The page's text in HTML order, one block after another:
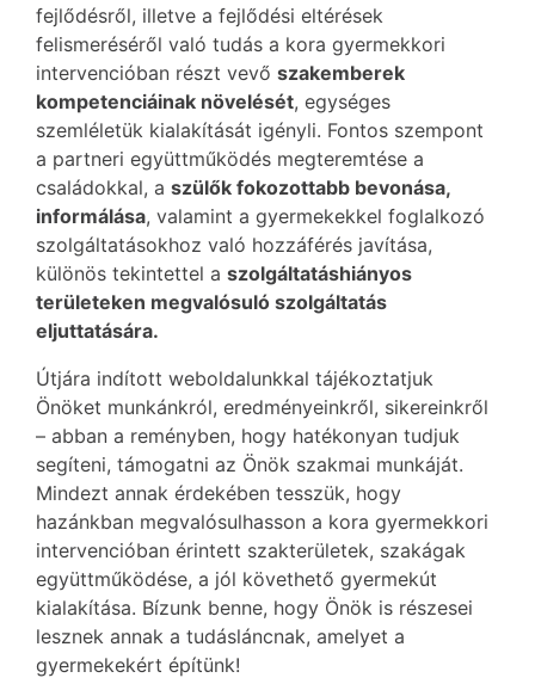
fejlődésről, illetve a fejlődési eltérések
felismeréséről való tudás a kora gyermekkori
intervencióban részt vevő szakemberek
kompetenciáinak növelését, egységes
szemléletük kialakítását igényli. Fontos szempont
a partneri együttműködés megteremtése a
családokkal, a szülők fokozottabb bevonása,
informálása, valamint a gyermekekkel foglalkozó
szolgáltatásokhoz való hozzáférés javítása,
különös tekintettel a szolgáltatáshiányos
területeken megvalósuló szolgáltatás
eljuttatására.
Útjára indított weboldalunkkal tájékoztatjuk
Önöket munkánkról, eredményeinkről, sikereinkről
– abban a reményben, hogy hatékonyan tudjuk
segíteni, támogatni az Önök szakmai munkáját.
Mindezt annak érdekében tesszük, hogy
hazánkban megvalósulhasson a kora gyermekkori
intervencióban érintett szakterületek, szakágak
együttműködése, a jól követhető gyermekút
kialakítása. Bízunk benne, hogy Önök is részesei
lesznek annak a tudásláncnak, amelyet a
gyermekekért építünk!